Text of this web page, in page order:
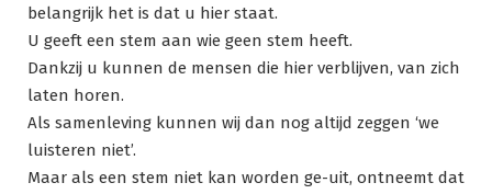
belangrijk het is dat u hier staat.
U geeft een stem aan wie geen stem heeft.
Dankzij u kunnen de mensen die hier verblijven, van zich
laten horen.
Als samenleving kunnen wij dan nog altijd zeggen ‘we
luisteren niet’.
Maar als een stem niet kan worden ge-uit, ontneemt dat